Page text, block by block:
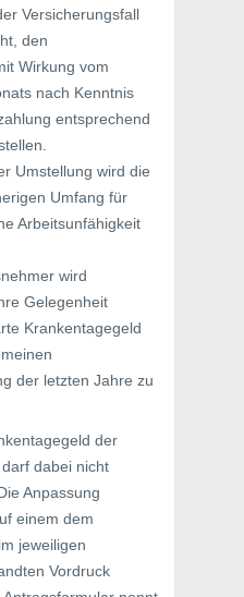
Versicherungsfall
den
Wirkung vom
nach Kenntnis
entsprechend
Umstellung wird die
Umfang für
Arbeitsunfähigkeit
wird
Gelegenheit
Krankentagegeld
der letzten Jahre zu
der
dabei nicht
Anpassung
einem dem
jeweiligen
Vordruck